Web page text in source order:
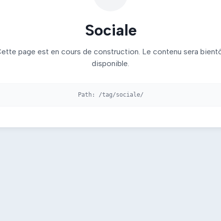
Sociale
page est en cours de construction. Le contenu sera
disponible.
Path: /tag/sociale/